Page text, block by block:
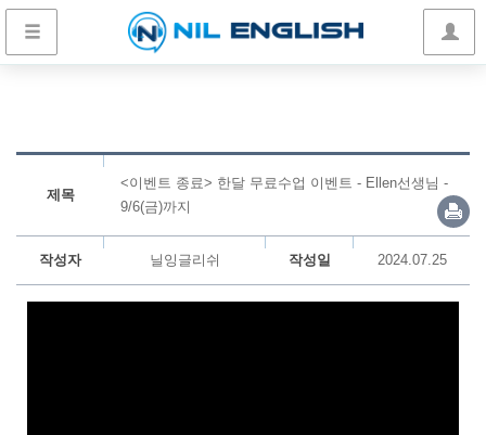
제목
<이벤트 종료> 한달 무료수업 이벤트 - Ellen선생님 -
9/6(금)까지
작성자 닐잉글리쉬 작성일 2024.07.25